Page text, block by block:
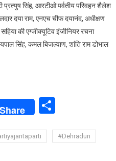
प्रत्युष सिंह, आरटीओ पर्वतीय परिवहन शैलेश
दया राम, एनएच चीफ दयानंद, अधीक्षण
की एग्जीक्यूटिव इंजीनियर रचना
सिंह, कमल बिजल्वाण, शांति राम डोभाल
Share Share
#Dehradun